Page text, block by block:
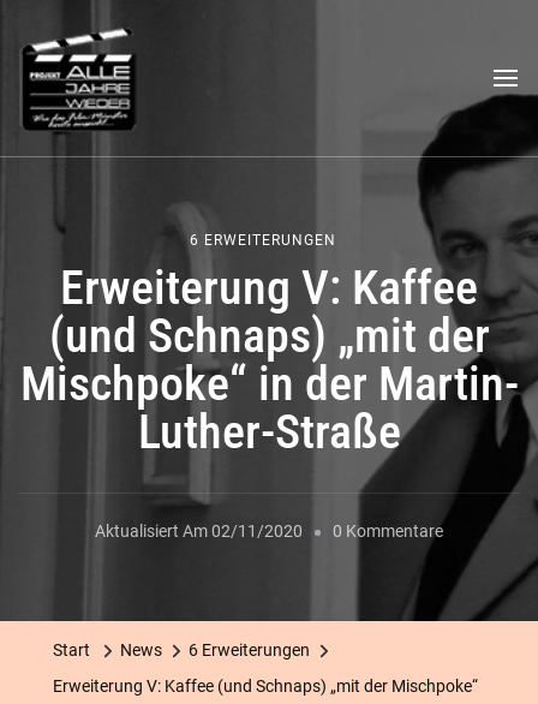
Das "Alle Jahre wieder"-
Projekt
Ein filmischer Stadtrundgang
6 ERWEITERUNGEN
Erweiterung V: Kaffee
(und Schnaps) „mit der
Mischpoke“ in der Martin-
Luther-Straße
Aktualisiert Am02/11/2020 0 KommentareZu
Erweiterung
V:
Start News
6 Erweiterungen
Erweiterung V: Kaffee (und Schnaps) „mit der Mischpoke“